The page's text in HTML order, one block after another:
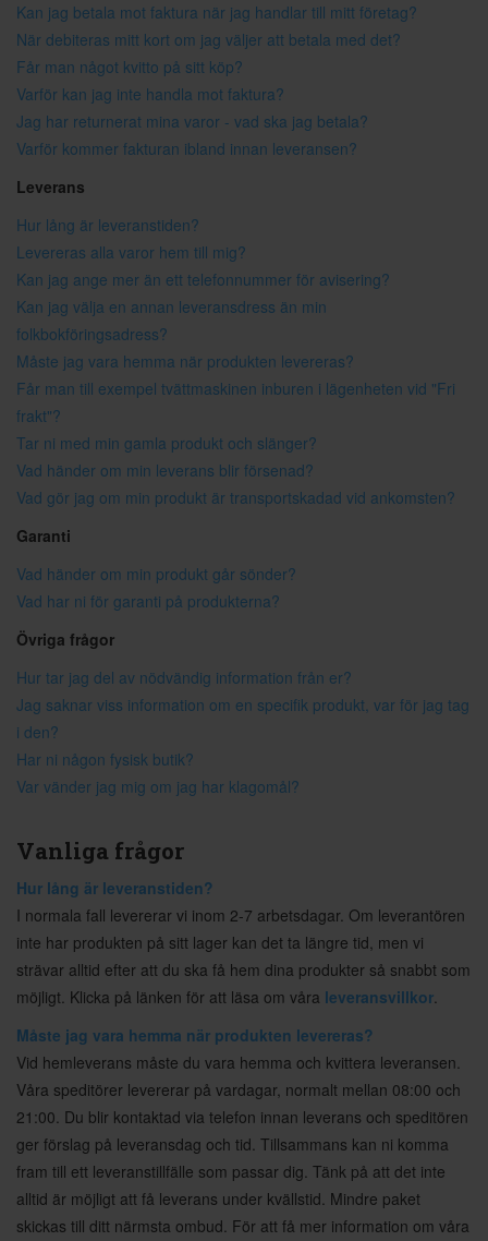
Kan jag betala mot faktura när jag handlar till mitt företag?
När debiteras mitt kort om jag väljer att betala med det?
Får man något kvitto på sitt köp?
Varför kan jag inte handla mot faktura?
Jag har returnerat mina varor - vad ska jag betala?
Varför kommer fakturan ibland innan leveransen?
Leverans
Hur lång är leveranstiden?
Levereras alla varor hem till mig?
Kan jag ange mer än ett telefonnummer för avisering?
Kan jag välja en annan leveransdress än min
folkbokföringsadress?
Måste jag vara hemma när produkten levereras?
Får man till exempel tvättmaskinen inburen i lägenheten vid "Fri
frakt"?
Tar ni med min gamla produkt och slänger?
Vad händer om min leverans blir försenad?
Vad gör jag om min produkt är transportskadad vid ankomsten?
Garanti
Vad händer om min produkt går sönder?
Vad har ni för garanti på produkterna?
Övriga frågor
Hur tar jag del av nödvändig information från er?
Jag saknar viss information om en specifik produkt, var för jag tag
i den?
Har ni någon fysisk butik?
Var vänder jag mig om jag har klagomål?
Vanliga frågor
Hur lång är leveranstiden?
I normala fall levererar vi inom 2-7 arbetsdagar. Om leverantören
inte har produkten på sitt lager kan det ta längre tid, men vi
strävar alltid efter att du ska få hem dina produkter så snabbt som
möjligt. Klicka på länken för att läsa om våra leveransvillkor.
Måste jag vara hemma när produkten levereras?
Vid hemleverans måste du vara hemma och kvittera leveransen.
Våra speditörer levererar på vardagar, normalt mellan 08:00 och
21:00. Du blir kontaktad via telefon innan leverans och speditören
ger förslag på leveransdag och tid. Tillsammans kan ni komma
fram till ett leveranstillfälle som passar dig. Tänk på att det inte
alltid är möjligt att få leverans under kvällstid. Mindre paket
skickas till ditt närmsta ombud. För att få mer information om våra